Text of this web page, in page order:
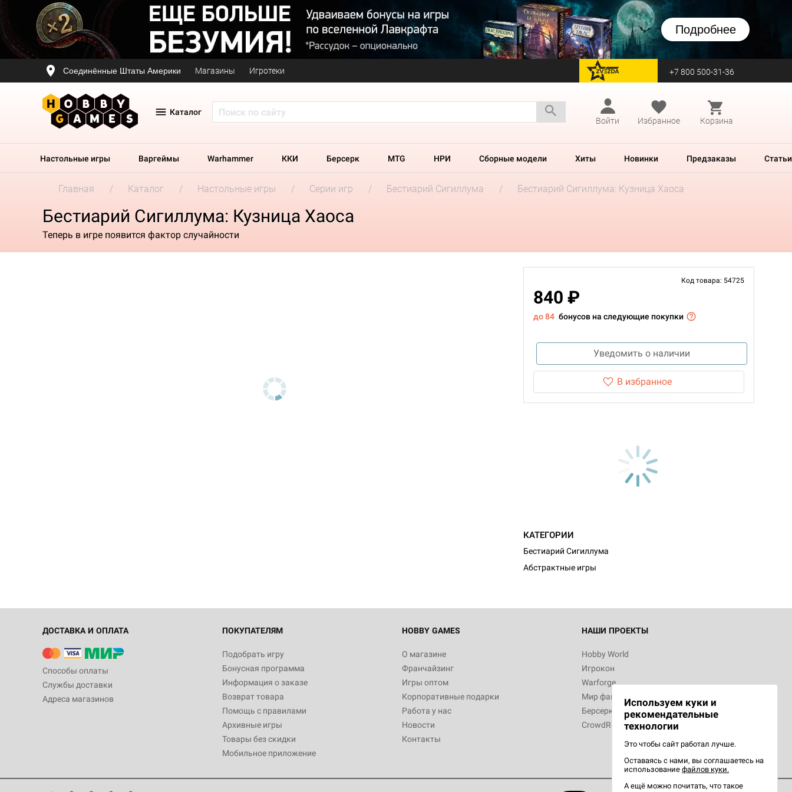
Подробнее
Соединённые Штаты Америки Магазины Игротеки перейти на Zvezda +7 800 500-31-36
Каталог
Войти
Избранное Корзина
Настольные игры Варгеймы Warhammer ККИ Берсерк MTG НРИ Сборные модели Хиты Новинки Предзаказы Статьи
Главная Каталог Настольные игры Серии игр Бестиарий Сигиллума Бестиарий Сигиллума: Кузница Хаоса
Бестиарий Сигиллума: Кузница Хаоса
Теперь в игре появится фактор случайности
Код товара: 54725
840 ₽
до 84 бонусов на следующие покупки
Уведомить о наличии
В избранное
КАТЕГОРИИ
Бестиарий Сигиллума
Абстрактные игры
ДОСТАВКА И ОПЛАТА
Способы оплаты
Службы доставки
Адреса магазинов
ПОКУПАТЕЛЯМ
Подобрать игру
Бонусная программа
Информация о заказе
Возврат товара
Помощь с правилами
Архивные игры
Товары без скидки
Мобильное приложение
HOBBY GAMES
О магазине
Франчайзинг
Игры оптом
Корпоративные подарки
Работа у нас
Новости
Контакты
НАШИ ПРОЕКТЫ
Hobby World
Игрокон
Warforge
Мир фантастики
Берсерк
CrowdRepublic
Используем куки и
рекомендательные
технологии
Это чтобы сайт работал лучше.
Оставаясь с нами, вы соглашаетесь на
использование файлов куки.
А ещё можно почитать, что такое